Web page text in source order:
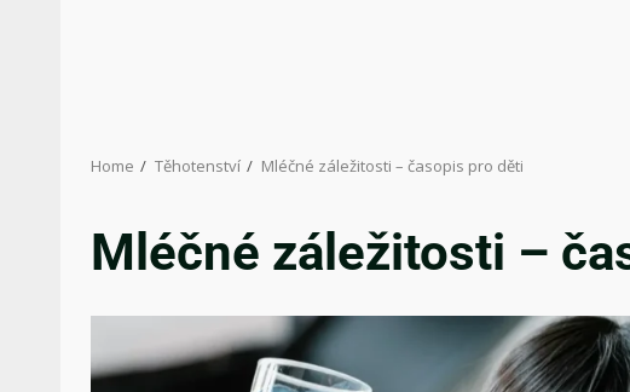
Home Těhotenství Mléčné záležitosti – časopis pro děti
Mléčné záležitosti –